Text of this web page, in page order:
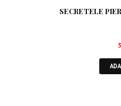
SECRETELE